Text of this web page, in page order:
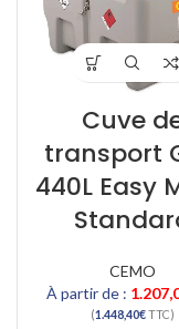
Cuve
transport
440L Easy
CEMO
À partir de :
(1.448,40€TTC)